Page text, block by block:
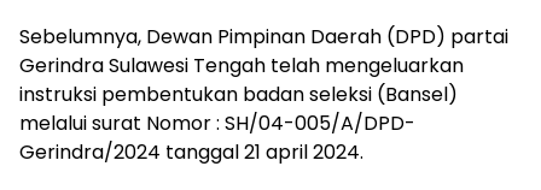
Sebelumnya, Dewan Pimpinan Daerah (DPD) partai
Gerindra Sulawesi Tengah telah mengeluarkan
instruksi pembentukan badan seleksi (Bansel)
melalui surat Nomor : SH/04-005/A/DPD-
Gerindra/2024 tanggal 21 april 2024.